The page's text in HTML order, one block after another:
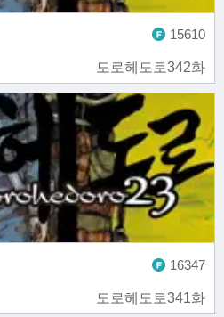
도로헤도로342화
15610
도로헤도로341화
16347